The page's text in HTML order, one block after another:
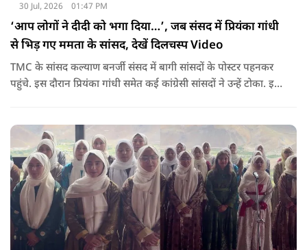
30 Jul, 2026 01:47 PM
‘आप लोगों ने दीदी को भगा दिया…’, जब संसद में प्रियंका गांधी
से भिड़ गए ममता के सांसद, देखें दिलचस्प Video
TMC के सांसद कल्याण बनर्जी संसद में बागी सांसदों के पोस्टर पहनकर
पहुंचे. इस दौरान प्रियंका गांधी समेत कई कांग्रेसी सांसदों ने उन्हें टोका. इस